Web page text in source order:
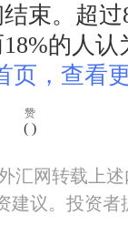
束。超
的人
页，查看
赞
( )
汇网转载上
建议。投资